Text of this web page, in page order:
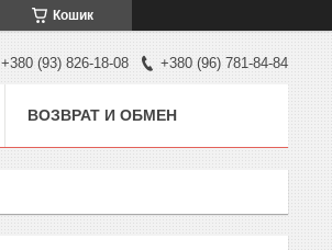
Кошик
+380 (93) 826-18-08 +380 (96) 781-84-84
ВОЗВРАТ И ОБМЕН